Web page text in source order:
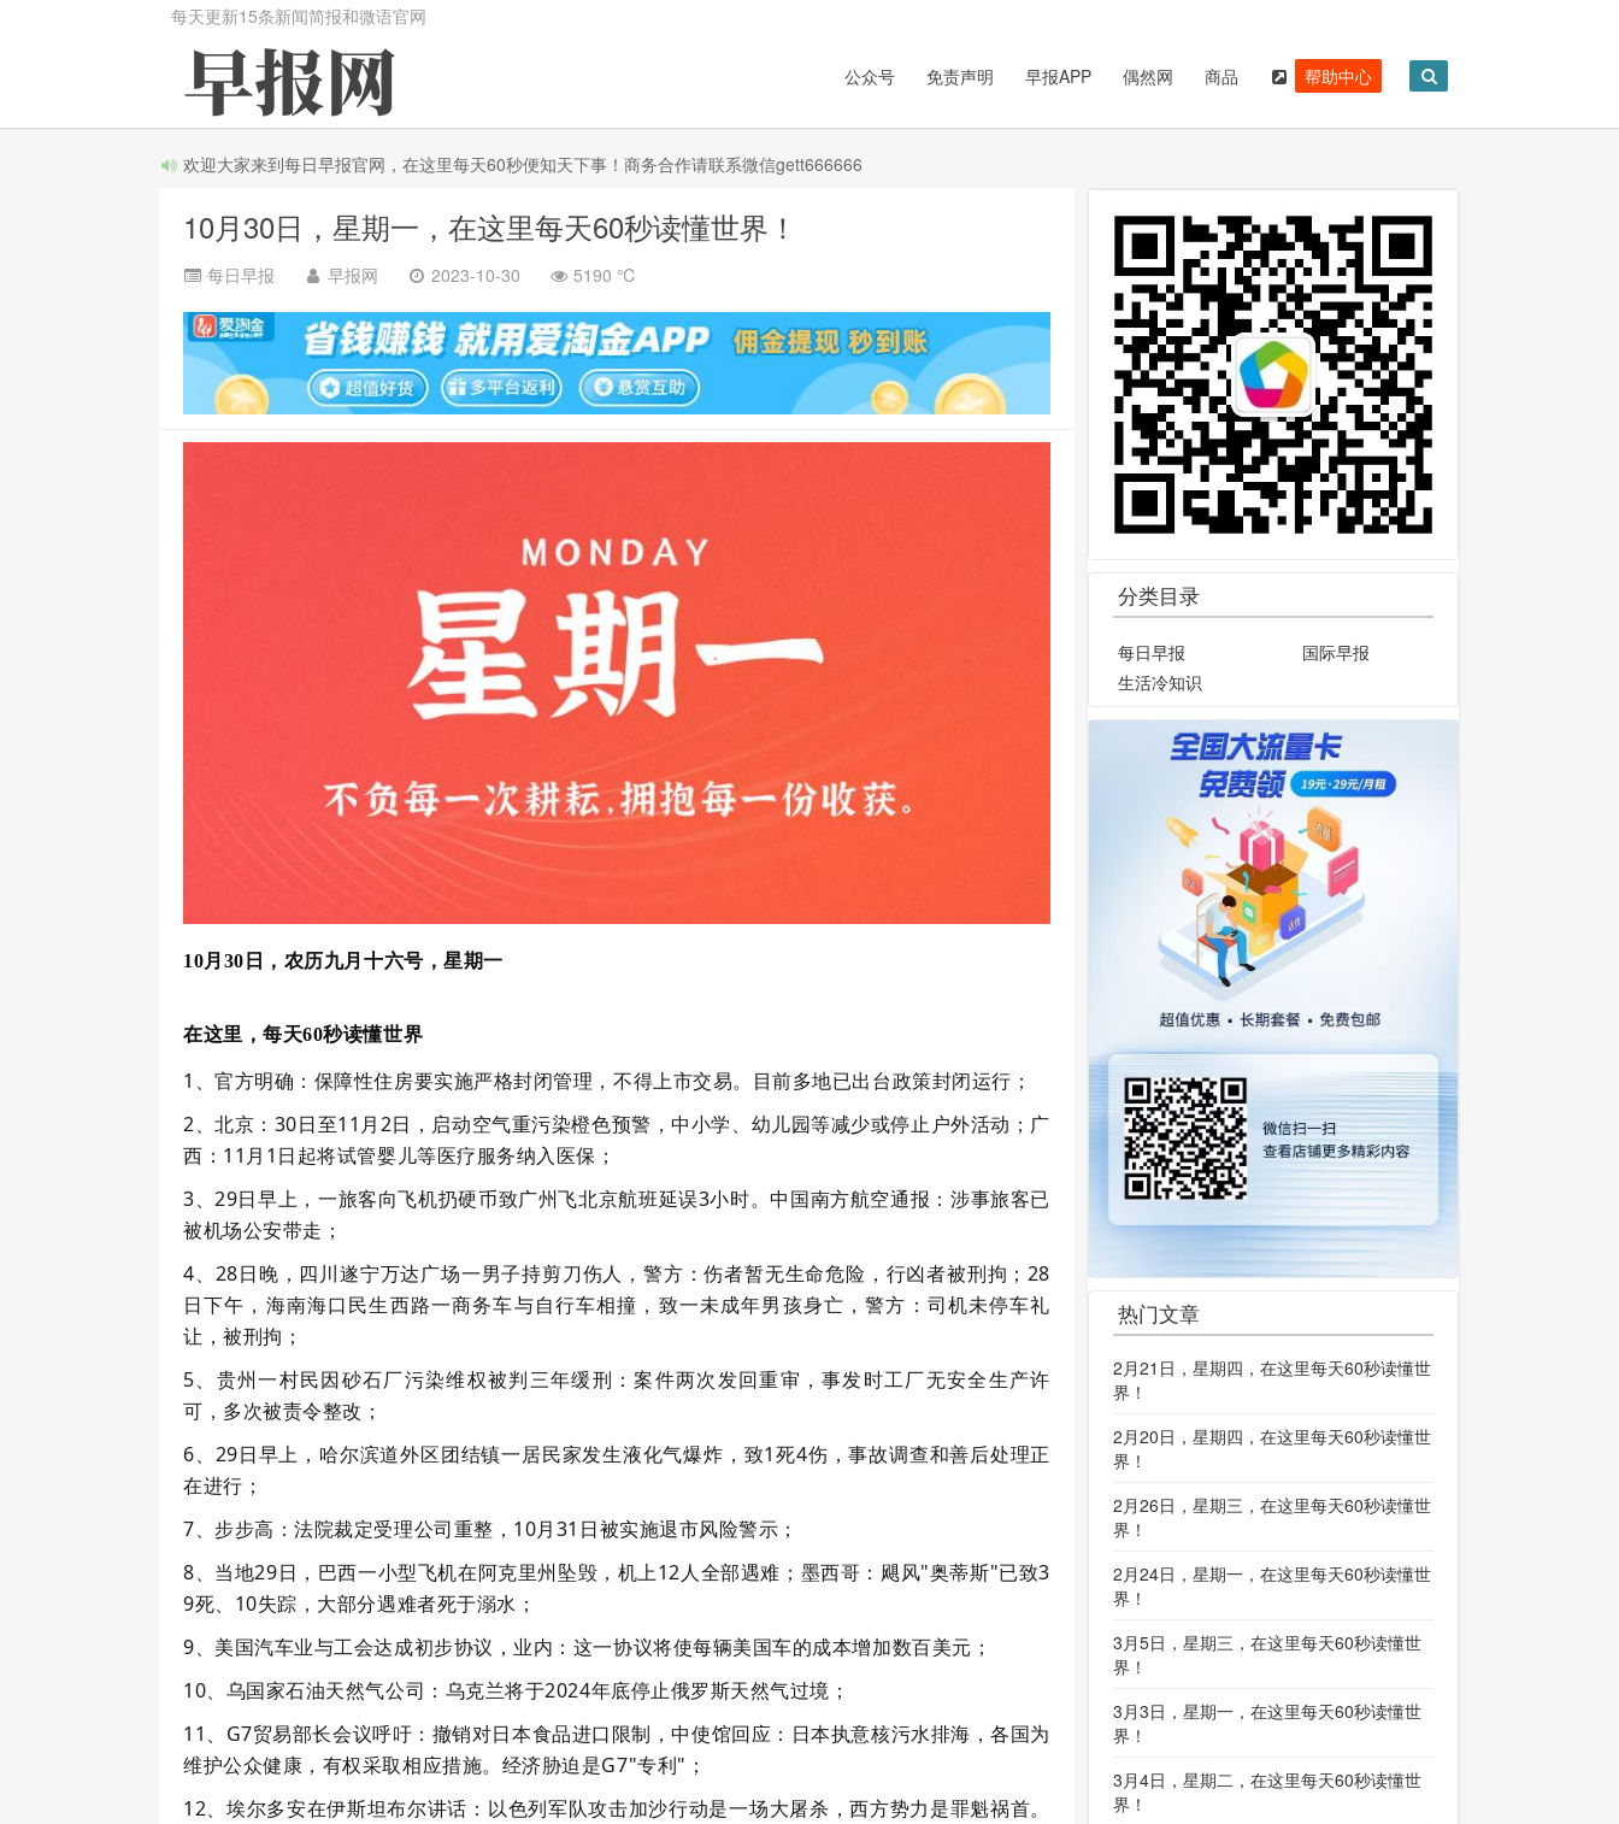
每天更新15条新闻简报和微语官网
公众号 免责声明 早报APP 偶然网 商品 帮助中心
欢迎大家来到每日早报官网，在这里每天60秒便知天下事！商务合作请联系微信gett666666
10月30日，星期一，在这里每天60秒读懂世界！
每日早报 早报网 2023-10-30 5190 ℃
10月30日，农历九月十六号，星期一
在这里，每天60秒读懂世界
1、官方明确：保障性住房要实施严格封闭管理，不得上市交易。目前多地已出台政策封闭运行；
2、北京：30日至11月2日，启动空气重污染橙色预警，中小学、幼儿园等减少或停止户外活动；广
西：11月1日起将试管婴儿等医疗服务纳入医保；
3、29日早上，一旅客向飞机扔硬币致广州飞北京航班延误3小时。中国南方航空通报：涉事旅客已
被机场公安带走；
4、28日晚，四川遂宁万达广场一男子持剪刀伤人，警方：伤者暂无生命危险，行凶者被刑拘；28
日下午，海南海口民生西路一商务车与自行车相撞，致一未成年男孩身亡，警方：司机未停车礼
让，被刑拘；
5、贵州一村民因砂石厂污染维权被判三年缓刑：案件两次发回重审，事发时工厂无安全生产许
可，多次被责令整改；
6、29日早上，哈尔滨道外区团结镇一居民家发生液化气爆炸，致1死4伤，事故调查和善后处理正
在进行；
7、步步高：法院裁定受理公司重整，10月31日被实施退市风险警示；
8、当地29日，巴西一小型飞机在阿克里州坠毁，机上12人全部遇难；墨西哥：飓风"奥蒂斯"已致3
9死、10失踪，大部分遇难者死于溺水；
9、美国汽车业与工会达成初步协议，业内：这一协议将使每辆美国车的成本增加数百美元；
10、乌国家石油天然气公司：乌克兰将于2024年底停止俄罗斯天然气过境；
11、G7贸易部长会议呼吁：撤销对日本食品进口限制，中使馆回应：日本执意核污水排海，各国为
维护公众健康，有权采取相应措施。经济胁迫是G7"专利"；
12、埃尔多安在伊斯坦布尔讲话：以色列军队攻击加沙行动是一场大屠杀，西方势力是罪魁祸首。
分类目录
每日早报
国际早报
生活冷知识
热门文章
2月21日，星期四，在这里每天60秒读懂世
界！
2月20日，星期四，在这里每天60秒读懂世
界！
2月26日，星期三，在这里每天60秒读懂世
界！
2月24日，星期一，在这里每天60秒读懂世
界！
3月5日，星期三，在这里每天60秒读懂世
界！
3月3日，星期一，在这里每天60秒读懂世
界！
3月4日，星期二，在这里每天60秒读懂世
界！